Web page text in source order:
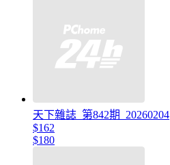
天下雜誌_第842期_20260204
$162
$180